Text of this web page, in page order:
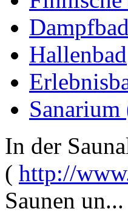
Dampfbad
Hallenbad
In der
( http://
Saunen un...